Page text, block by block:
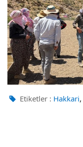
Etiketler : Hakkari,